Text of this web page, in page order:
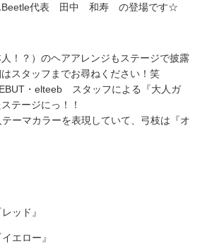
Beetle代表 田中 和寿 の登場です☆
！？）のヘアアレンジもステージで披露
スタッフまでお尋ねください！笑
・elteeb スタッフによる『大人ガ
テージにっ！！
ーマカラーを表現していて、弓枝は『オ
ッド』
エロー』